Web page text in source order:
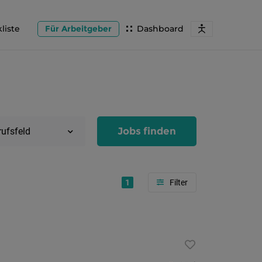
Dashboard
Für Arbeitgeber
Jobs finden
1